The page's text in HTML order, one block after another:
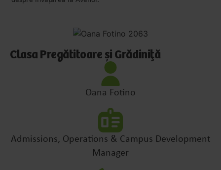
Clasa Pregătitoare și Grădiniță
Oana Fotino
Admissions, Operations & Campus Development
Manager